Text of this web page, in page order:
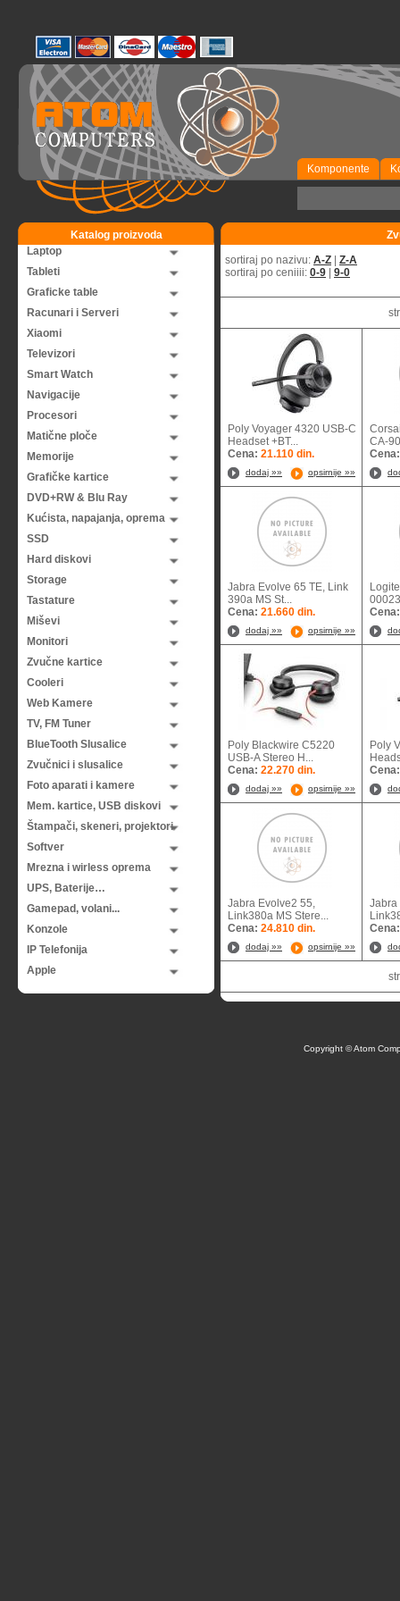
Komponente
Katalog proizvoda
Laptop
Tableti
Graficke table
Racunari i Serveri
Xiaomi
Televizori
Smart Watch
Navigacije
Procesori
Matične ploče
Memorije
Grafičke kartice
DVD+RW & Blu Ray
Kućista, napajanja, oprema
SSD
Hard diskovi
Storage
Tastature
Miševi
Monitori
Zvučne kartice
Cooleri
Web Kamere
TV, FM Tuner
BlueTooth Slusalice
Zvučnici i slusalice
Foto aparati i kamere
Mem. kartice, USB diskovi
Štampači, skeneri, projektori
Softver
Mrezna i wirless oprema
UPS, Baterije…
Gamepad, volani...
Konzole
IP Telefonija
Apple
sortiraj po nazivu: A-Z
Z-A
sortiraj po ceniiii: 0-9 9-0
Poly Voyager 4320 USB-C
Headset +BT...
Cena: 21.110 din.
dodaj »» opsirnije »»
CA-
Jabra Evolve 65 TE, Link
390a MS St...
Cena: 21.660 din.
dodaj »» opsirnije »»
Poly Blackwire C5220
USB-A Stereo H...
Cena: 22.270 din.
dodaj »» opsirnije »»
Poly
Jabra Evolve2 55,
Link380a MS Stere...
Cena: 24.810 din.
dodaj »» opsirnije »»
Jabra
Copyright © Atom